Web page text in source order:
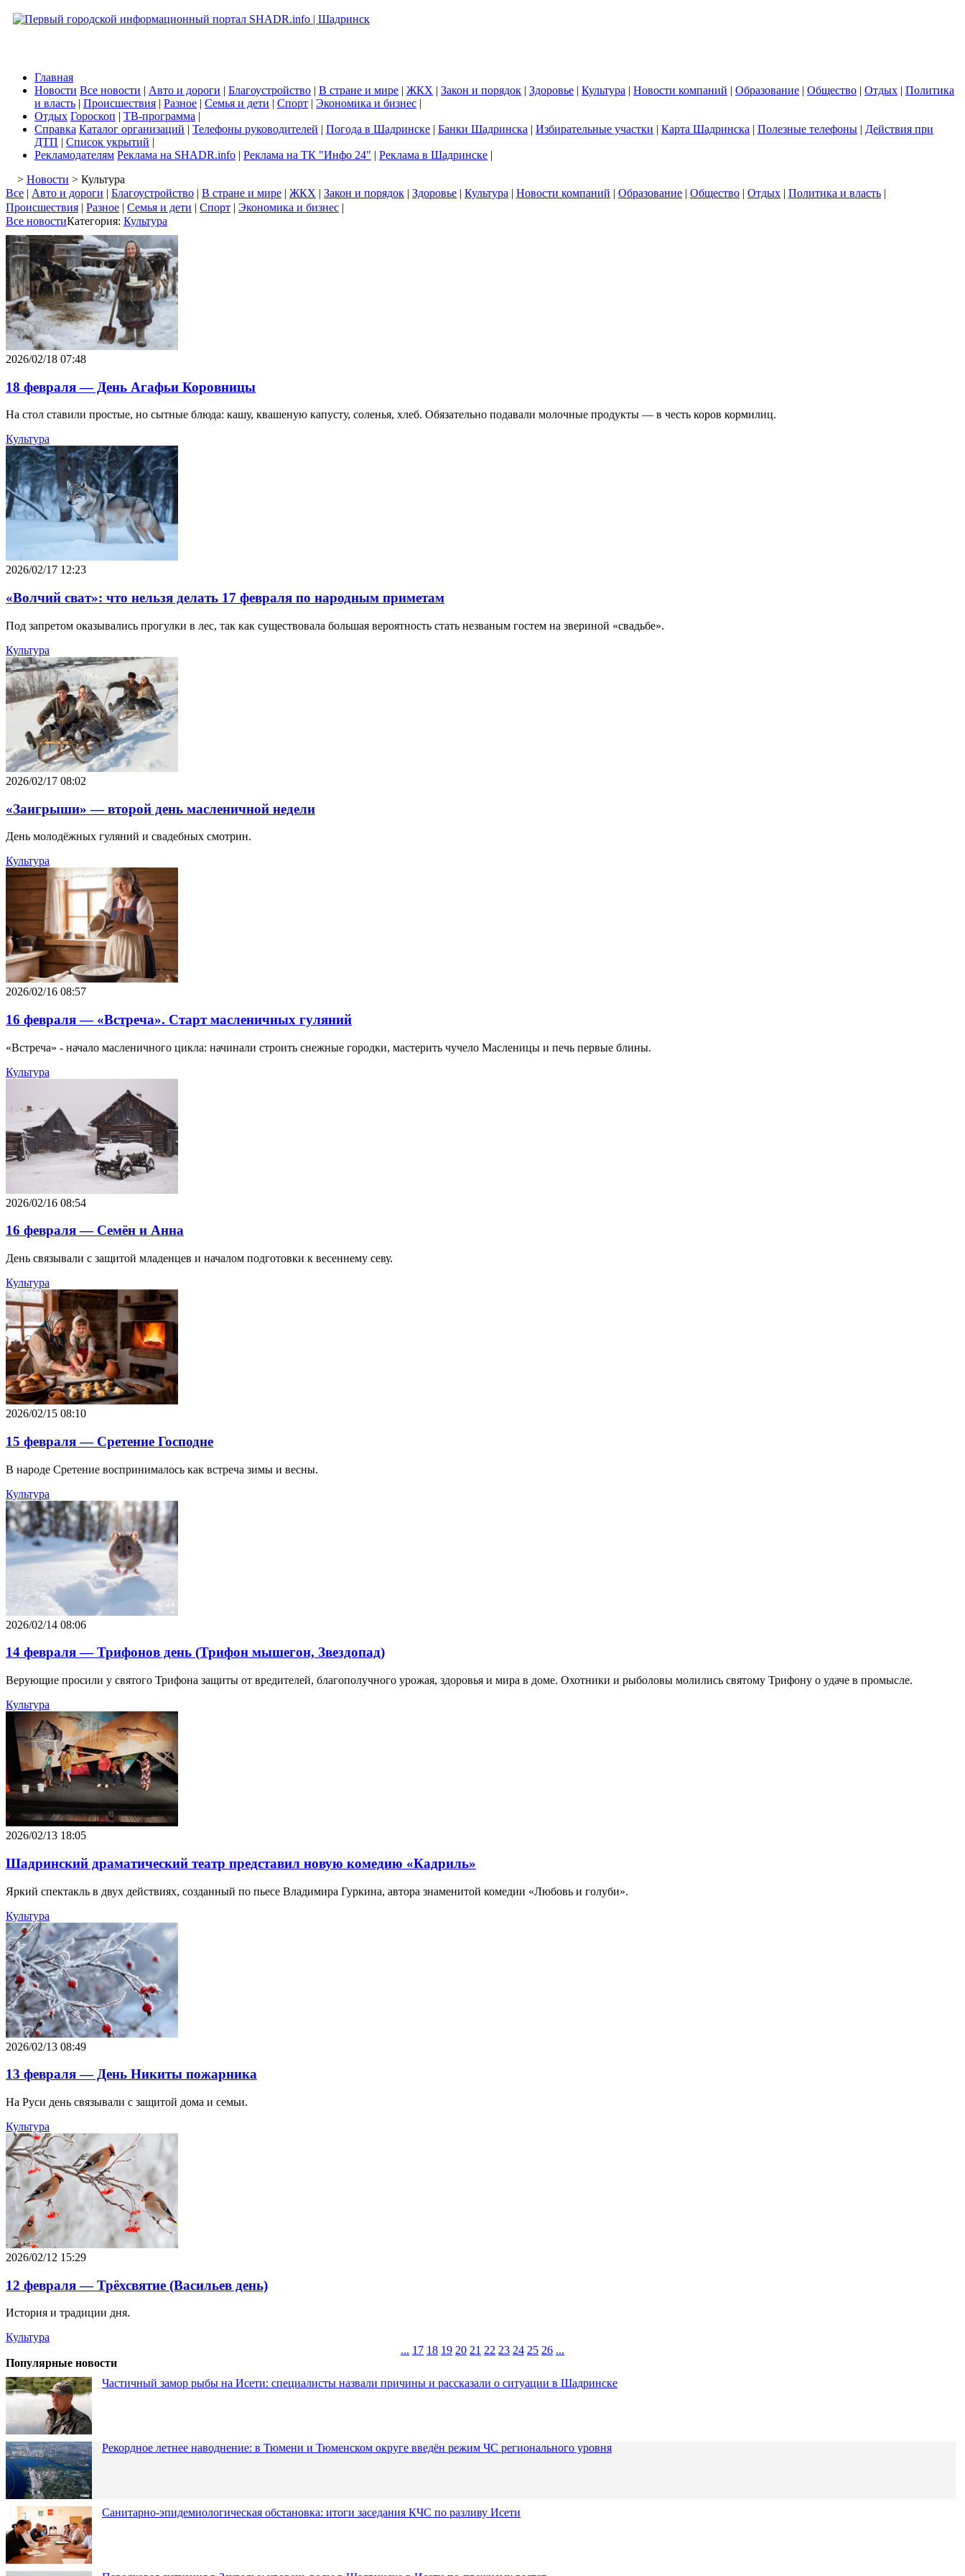
Главная
Новости Все новости | Авто и дороги | Благоустройство | В стране и мире | ЖКХ | Закон и порядок | Здоровье | Культура | Новости компаний | Образование | Общество | Отдых | Политика
и власть | Происшествия | Разное | Семья и дети | Спорт | Экономика и бизнес |
Отдых Гороскоп | ТВ-программа |
Справка Каталог организаций | Телефоны руководителей | Погода в Шадринске | Банки Шадринска | Избирательные участки | Карта Шадринска | Полезные телефоны | Действия при
ДТП | Список укрытий |
Рекламодателям Реклама на SHADR.info | Реклама на ТК "Инфо 24" | Реклама в Шадринске |
> Новости > Культура
Все | Авто и дороги | Благоустройство | В стране и мире | ЖКХ | Закон и порядок | Здоровье | Культура | Новости компаний | Образование | Общество | Отдых | Политика и власть |
Происшествия | Разное | Семья и дети | Спорт | Экономика и бизнес |
Все новостиКатегория: Культура
2026/02/18 07:48
18 февраля — День Агафьи Коровницы
На стол ставили простые, но сытные блюда: кашу, квашеную капусту, соленья, хлеб. Обязательно подавали молочные продукты — в честь коров кормилиц.
Культура
2026/02/17 12:23
«Волчий сват»: что нельзя делать 17 февраля по народным приметам
Под запретом оказывались прогулки в лес, так как существовала большая вероятность стать незваным гостем на звериной «свадьбе».
Культура
2026/02/17 08:02
«Заигрыши» — второй день масленичной недели
День молодёжных гуляний и свадебных смотрин.
Культура
2026/02/16 08:57
16 февраля — «Встреча». Старт масленичных гуляний
«Встреча» - начало масленичного цикла: начинали строить снежные городки, мастерить чучело Масленицы и печь первые блины.
Культура
2026/02/16 08:54
16 февраля — Семён и Анна
День связывали с защитой младенцев и началом подготовки к весеннему севу.
Культура
2026/02/15 08:10
15 февраля — Сретение Господне
В народе Сретение воспринималось как встреча зимы и весны.
Культура
2026/02/14 08:06
14 февраля — Трифонов день (Трифон мышегон, Звездопад)
Верующие просили у святого Трифона защиты от вредителей, благополучного урожая, здоровья и мира в доме. Охотники и рыболовы молились святому Трифону о удаче в промысле.
Культура
2026/02/13 18:05
Шадринский драматический театр представил новую комедию «Кадриль»
Яркий спектакль в двух действиях, созданный по пьесе Владимира Гуркина, автора знаменитой комедии «Любовь и голуби».
Культура
2026/02/13 08:49
13 февраля — День Никиты пожарника
На Руси день связывали с защитой дома и семьи.
Культура
2026/02/12 15:29
12 февраля — Трёхсвятие (Васильев день)
История и традиции дня.
Культура
... 17 18 19 20 21 22 23 24 25 26 ...
Популярные новости
Частичный замор рыбы на Исети: специалисты назвали причины и рассказали о ситуации в Шадринске
Рекордное летнее наводнение: в Тюмени и Тюменском округе введён режим ЧС регионального уровня
Санитарно-эпидемиологическая обстановка: итоги заседания КЧС по разливу Исети